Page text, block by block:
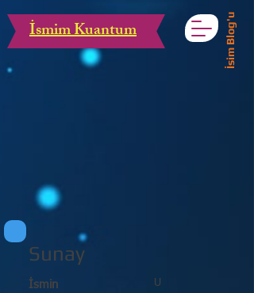
İsmim Kuantum İsim Blog'u
Sunay
U
İsmin